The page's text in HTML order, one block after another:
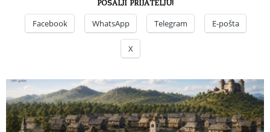
POŠALJI PRIJATELJU!
Facebook WhatsApp Telegram E-pošta
X